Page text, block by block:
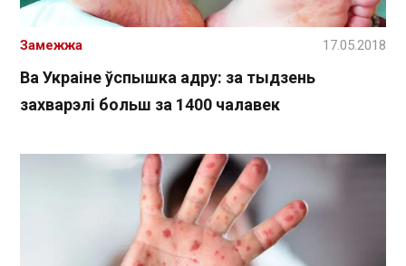
Ва Украіне ўспышка адру: за тыдзень
захварэлі больш за 1400 чалавек
Замежжа 17.05.2018